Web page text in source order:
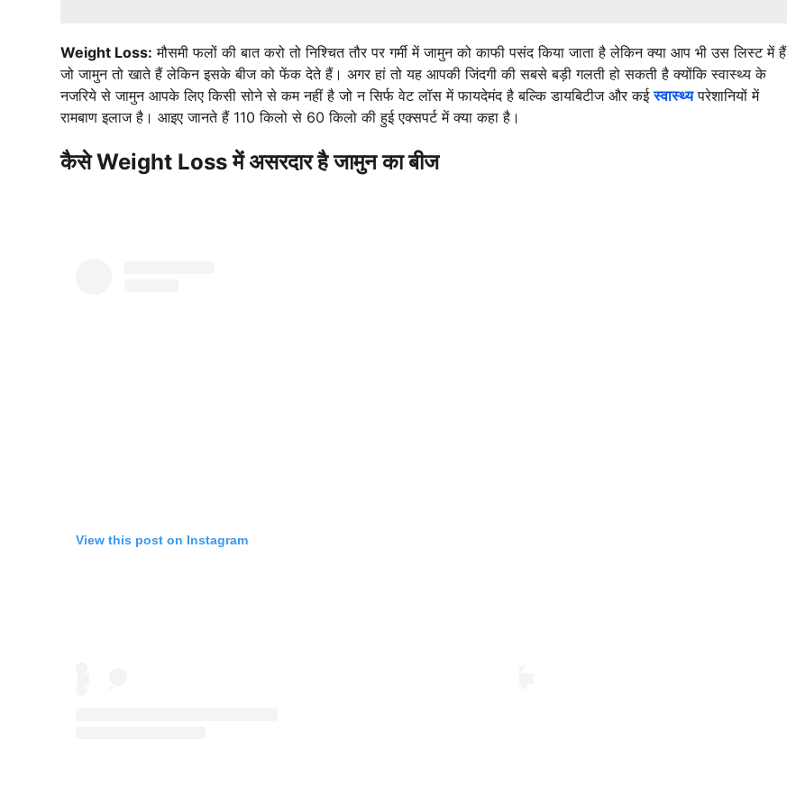
Weight Loss: मौसमी फलों की बात करो तो निश्चित तौर पर गर्मी में जामुन को काफी पसंद किया जाता है लेकिन क्या आप भी उस लिस्ट में हैं
जो जामुन तो खाते हैं लेकिन इसके बीज को फेंक देते हैं। अगर हां तो यह आपकी जिंदगी की सबसे बड़ी गलती हो सकती है क्योंकि स्वास्थ्य के
नजरिये से जामुन आपके लिए किसी सोने से कम नहीं है जो न सिर्फ वेट लॉस में फायदेमंद है बल्कि डायबिटीज और कईस्वास्थ्य परेशानियों में
रामबाण इलाज है। आइए जानते हैं 110 किलो से 60 किलो की हुई एक्सपर्ट में क्या कहा है।
कैसे Weight Loss में असरदार है जामुन का बीज
View this post on Instagram